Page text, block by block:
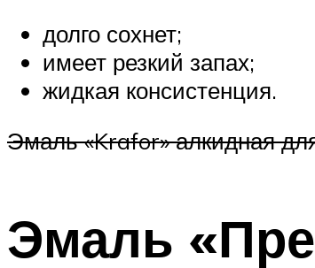
долго сохнет;
имеет резкий запах;
жидкая консистенция.
Эмаль «Krafor» алкидная
Эмаль